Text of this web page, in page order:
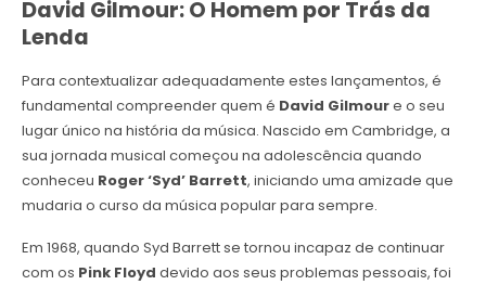
David Gilmour: O Homem por Trás da
Lenda
Para contextualizar adequadamente estes lançamentos, é
fundamental compreender quem é David Gilmoure o seu
lugar único na história da música. Nascido em Cambridge, a
sua jornada musical começou na adolescência quando
conheceu Roger ‘Syd’ Barrett, iniciando uma amizade que
mudaria o curso da música popular para sempre.
Em 1968, quando Syd Barrett se tornou incapaz de continuar
com os Pink Floyd devido aos seus problemas pessoais, foi